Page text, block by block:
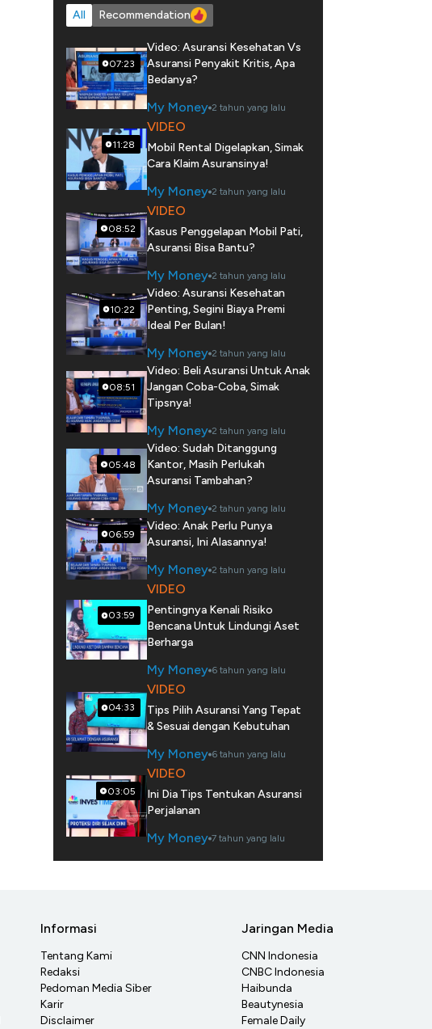
All Recommendation
07:23
Video: Asuransi Kesehatan Vs
Asuransi Penyakit Kritis, Apa
Bedanya?
My Money 2 tahun yang lalu
11:28
VIDEO
Mobil Rental Digelapkan, Simak
Cara Klaim Asuransinya!
My Money 2 tahun yang lalu
08:52
VIDEO
Kasus Penggelapan Mobil Pati,
Asuransi Bisa Bantu?
My Money 2 tahun yang lalu
10:22
Video: Asuransi Kesehatan
Penting, Segini Biaya Premi
Ideal Per Bulan!
My Money 2 tahun yang lalu
08:51
Video: Beli Asuransi Untuk Anak
Jangan Coba-Coba, Simak
Tipsnya!
My Money 2 tahun yang lalu
05:48
Video: Sudah Ditanggung
Kantor, Masih Perlukah
Asuransi Tambahan?
My Money 2 tahun yang lalu
06:59
Video: Anak Perlu Punya
Asuransi, Ini Alasannya!
My Money 2 tahun yang lalu
03:59
VIDEO
Pentingnya Kenali Risiko
Bencana Untuk Lindungi Aset
Berharga
My Money 6 tahun yang lalu
04:33
VIDEO
Tips Pilih Asuransi Yang Tepat
& Sesuai dengan Kebutuhan
My Money 6 tahun yang lalu
03:05
VIDEO
Ini Dia Tips Tentukan Asuransi
Perjalanan
My Money 7 tahun yang lalu
Informasi
Tentang Kami
Redaksi
Pedoman Media Siber
Karir
Disclaimer
Jaringan Media
CNN Indonesia
CNBC Indonesia
Haibunda
Beautynesia
Female Daily